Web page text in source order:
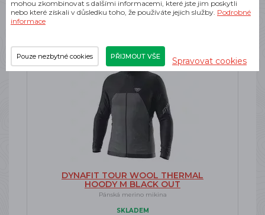
DYNAFIT TOUR WOOL THERMAL
HOODY M BLACK OUT
Pánská merino mikina
SKLADEM
mohou zkombinovat s dalšími informacemi, které jste jim poskytli
nebo které získali v důsledku toho, že používáte jejich služby. Podrobné
informace
Pouze nezbytné cookies PŘIJMOUT VŠE Spravovat cookies